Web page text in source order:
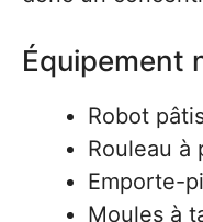
Équipement
Robot
Rouleau à
Emporte-
Moules à